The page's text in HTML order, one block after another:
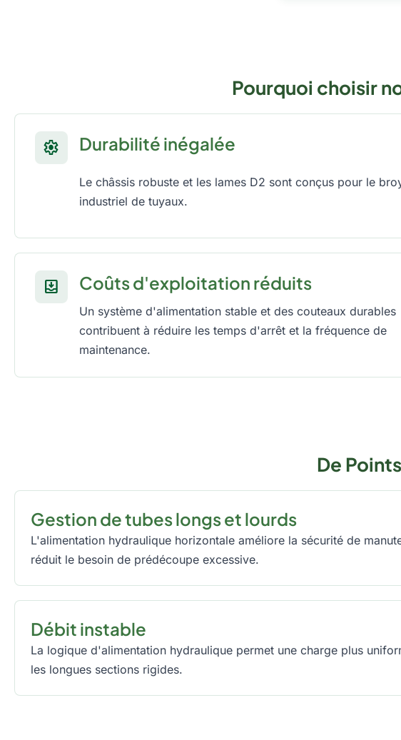
Pourquoi choisir
settings Durabilité inégalée
Le châssis robuste et les lames D2 sont conçus pour le
industriel de tuyaux.
move_to_inbox Coûts d'exploitation réduits
Un système d'alimentation stable et des couteaux durables
contribuent à réduire les temps d'arrêt et la fréquence de
maintenance.
De
Gestion de tubes longs et lourds
L'alimentation hydraulique horizontale améliore la sécurité de
réduit le besoin de prédécoupe excessive.
Débit instable
La logique d'alimentation hydraulique permet une charge plus
les longues sections rigides.